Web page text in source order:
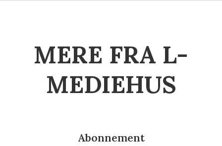
MERE FRA L-
MEDIEHUS
Abonnement